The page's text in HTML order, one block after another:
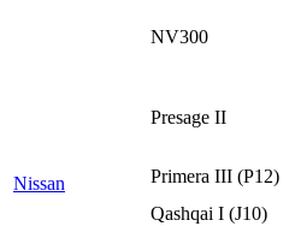
Nissan
NV300
Presage II
Primera III (P12)
Qashqai I (J10)